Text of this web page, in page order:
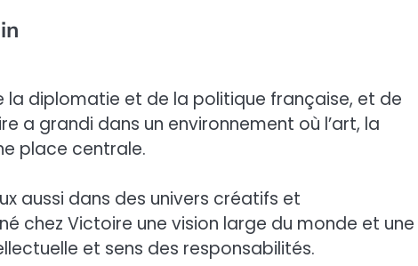
la diplomatie et de la politique française, et de
a grandi dans un environnement où l’art, la
place centrale.
aussi dans des univers créatifs et
chez Victoire une vision large du monde et une
et sens des responsabilités.